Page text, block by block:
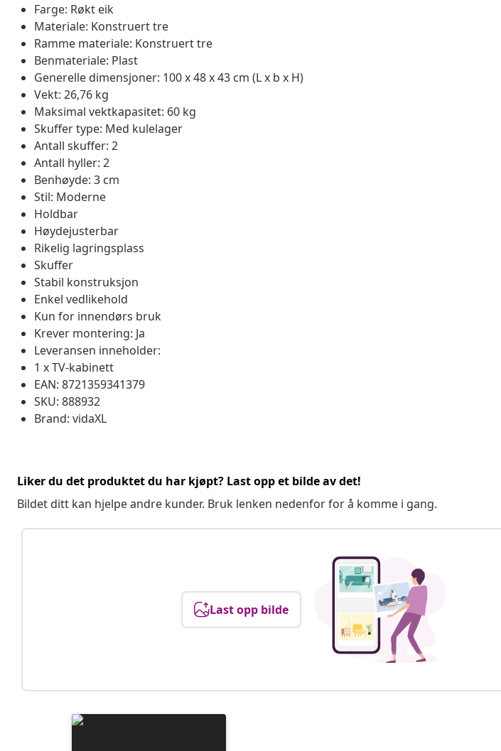
Farge: Røkt eik
Materiale: Konstruert tre
Ramme materiale: Konstruert tre
Benmateriale: Plast
Generelle dimensjoner: 100 x 48 x 43 cm (L x b x H)
Vekt: 26,76 kg
Maksimal vektkapasitet: 60 kg
Skuffer type: Med kulelager
Antall skuffer: 2
Antall hyller: 2
Benhøyde: 3 cm
Stil: Moderne
Holdbar
Høydejusterbar
Rikelig lagringsplass
Skuffer
Stabil konstruksjon
Enkel vedlikehold
Kun for innendørs bruk
Krever montering: Ja
Leveransen inneholder:
1 x TV-kabinett
EAN: 8721359341379
SKU: 888932
Brand: vidaXL
Liker du det produktet du har kjøpt? Last opp et bilde av det!
Bildet ditt kan hjelpe andre kunder. Bruk lenken nedenfor for å komme i gang.
Last opp bilde